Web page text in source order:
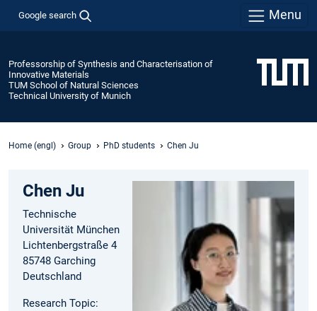
Google search Menu
Professorship of Synthesis and Characterisation of
Innovative Materials
TUM School of Natural Sciences
Technical University of Munich
Home (engl) Group PhD students Chen Ju
Chen Ju
Technische
Universität München
Lichtenbergstraße 4
85748 Garching
Deutschland
Research Topic: